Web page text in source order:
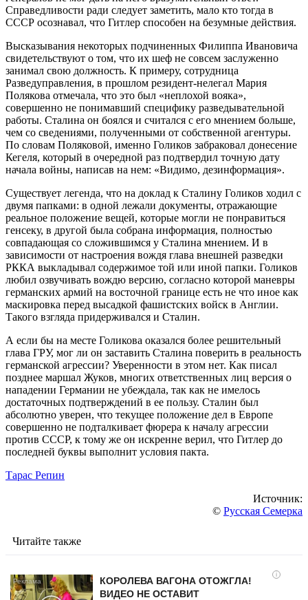
Справедливости ради следует заметить, мало кто тогда в
СССР осознавал, что Гитлер способен на безумные действия.
Высказывания некоторых подчиненных Филиппа Ивановича
свидетельствуют о том, что их шеф не совсем заслуженно
занимал свою должность. К примеру, сотрудница
Разведуправления, в прошлом резидент-нелегал Мария
Полякова отмечала, что это был «неплохой вояка»,
совершенно не понимавший специфику разведывательной
работы. Сталина он боялся и считался с его мнением больше,
чем со сведениями, полученными от собственной агентуры.
По словам Поляковой, именно Голиков забраковал донесение
Кегеля, который в очередной раз подтвердил точную дату
начала войны, написав на нем: «Видимо, дезинформация».
Существует легенда, что на доклад к Сталину Голиков ходил с
двумя папками: в одной лежали документы, отражающие
реальное положение вещей, которые могли не понравиться
генсеку, в другой была собрана информация, полностью
совпадающая со сложившимся у Сталина мнением. И в
зависимости от настроения вождя глава внешней разведки
РККА выкладывал содержимое той или иной папки. Голиков
любил озвучивать вождю версию, согласно которой маневры
германских армий на восточной границе есть не что иное как
маскировка перед высадкой фашистских войск в Англии.
Такого взгляда придерживался и Сталин.
А если бы на месте Голикова оказался более решительный
глава ГРУ, мог ли он заставить Сталина поверить в реальность
германской агрессии? Уверенности в этом нет. Как писал
позднее маршал Жуков, многих ответственных лиц версия о
нападении Германии не убеждала, так как не имелось
достаточных подтверждений в ее пользу. Сталин был
абсолютно уверен, что текущее положение дел в Европе
совершенно не подталкивает фюрера к началу агрессии
против СССР, к тому же он искренне верил, что Гитлер до
последней буквы выполнит условия пакта.
Тарас Репин
Источник:
© Русская Семерка
Читайте также
i
КОРОЛЕВА ВАГОНА ОТОЖГЛА!
ВИДЕО НЕ ОСТАВИТ